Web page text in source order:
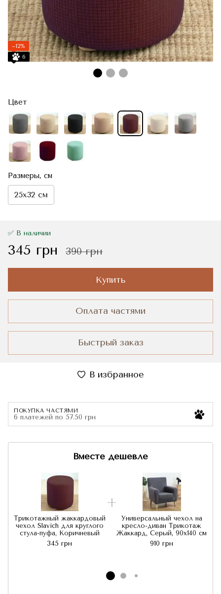
−12%
6
Цвет
Размеры, см
25x32 см
✅ В наличии
345 грн 390 грн
Купить
Оплата частями
Быстрый заказ
В избранное
ПОКУПКА ЧАСТЯМИ
6 платежей по 57.50 грн
Вместе дешевле
Трикотажный жаккардовый
чехол Slavich для круглого
стула-пуфа, Коричневый
345 грн
Универсальный чехол на
кресло-диван Трикотаж
Жаккард, Серый, 90x140 см
910 грн